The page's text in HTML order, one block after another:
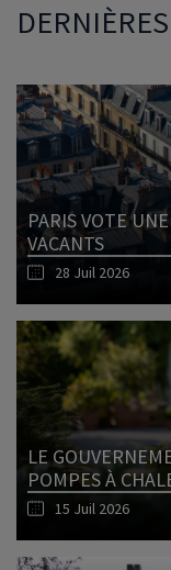
PARIS VOTE
VACANTS
28 Juil 2026
LE
POMPES À
15 Juil 2026